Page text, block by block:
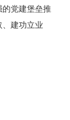
党建堡垒推
建功立业